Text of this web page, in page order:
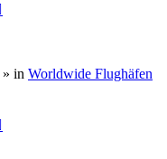
» in Worldwide Flughäfen